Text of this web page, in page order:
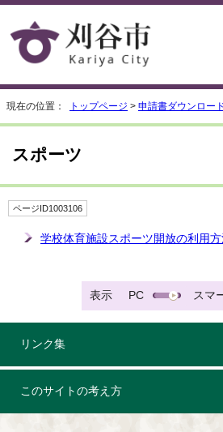
現在の位置： トップページ > 申請書ダウンロー
スポーツ
ページID1003106
学校体育施設スポーツ開放の利用
表示 PC スマ
リンク集
このサイトの考え方